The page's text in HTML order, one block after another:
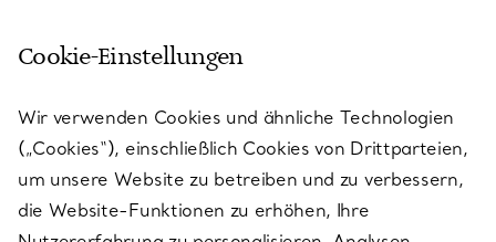
KUNDENSERVICE
SERVICES
Cookie-Einstellungen
Wir verwenden Cookies und ähnliche Technologien
(„Cookies“), einschließlich Cookies von Drittparteien,
um unsere Website zu betreiben und zu verbessern,
die Website-Funktionen zu erhöhen, Ihre